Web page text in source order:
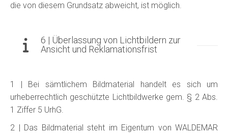
die von diesem Grundsatz abweicht, ist möglich.
6 | Überlassung von Lichtbildern zur
Ansicht und Reklamationsfrist
1 | Bei sämtlichem Bildmaterial handelt es sich um
urheberrechtlich geschützte Lichtbildwerke gem. § 2 Abs.
1 Ziffer 5 UrhG.
2 | Das Bildmaterial steht im Eigentum von WALDEMAR